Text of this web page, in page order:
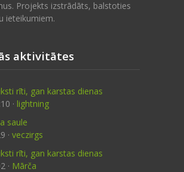
Projekts izstrādāts, balstoties
ieteikumiem.
aktivitātes
rīti, gan karstas dienas
· lightning
saule
· veczirgs
rīti, gan karstas dienas
· Mārča